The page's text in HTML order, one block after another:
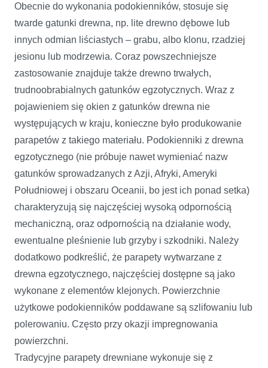
Obecnie do wykonania podokienników, stosuje się
twarde gatunki drewna, np. lite drewno dębowe lub
innych odmian liściastych – grabu, albo klonu, rzadziej
jesionu lub modrzewia. Coraz powszechniejsze
zastosowanie znajduje także drewno trwałych,
trudnoobrabialnych gatunków egzotycznych. Wraz z
pojawieniem się okien z gatunków drewna nie
występujących w kraju, konieczne było produkowanie
parapetów z takiego materiału. Podokienniki z drewna
egzotycznego (nie próbuje nawet wymieniać nazw
gatunków sprowadzanych z Azji, Afryki, Ameryki
Południowej i obszaru Oceanii, bo jest ich ponad setka)
charakteryzują się najczęściej wysoką odpornością
mechaniczną, oraz odpornością na działanie wody,
ewentualne pleśnienie lub grzyby i szkodniki. Należy
dodatkowo podkreślić, że parapety wytwarzane z
drewna egzotycznego, najczęściej dostępne są jako
wykonane z elementów klejonych. Powierzchnie
użytkowe podokienników poddawane są szlifowaniu lub
polerowaniu. Często przy okazji impregnowania
powierzchni.
Tradycyjne parapety drewniane wykonuje się z